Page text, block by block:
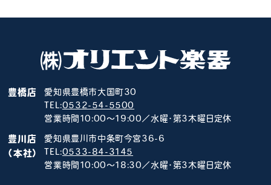
豊橋店
愛知県豊橋市大国町30
TEL:0532-54-5500
営業時間10:00～19:00／水曜･第3木曜日定休
豊川店
（本社）
愛知県豊川市中条町今宮36-6
TEL:0533-84-3145
営業時間10:00～18:30／水曜･第3木曜日定休